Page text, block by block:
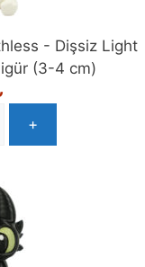
- Dişsiz Light
(3-4 cm)
+